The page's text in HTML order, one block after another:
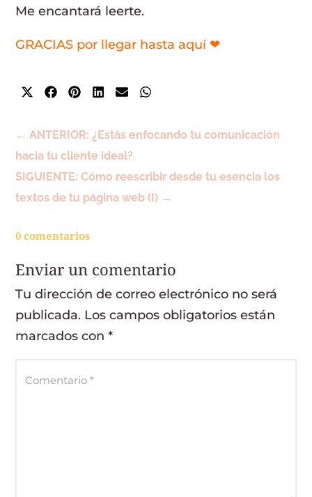
Me encantará leerte.
GRACIAS por llegar hasta aquí ❤
Compartir
(Twitter)
Compartir
Compartir
Compartir
Compartir
Compartir
←ANTERIOR: ¿Estás enfocando tu comunicación
hacia tu cliente ideal?
SIGUIENTE: Cómo reescribir desde tu esencia los
textos de tu página web (I) →
0 comentarios
Enviar un comentario
Tu dirección de correo electrónico no será
publicada. Los campos obligatorios están
marcados con*